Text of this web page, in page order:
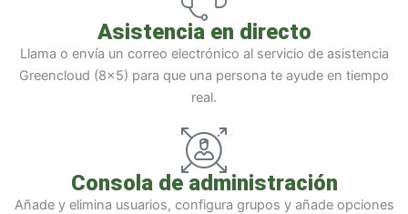
Asistencia en directo
Llama o envía un correo electrónico al servicio de asistencia
Greencloud (8x5) para que una persona te ayude en tiempo
real.
Consola de administración
Añade y elimina usuarios, configura grupos y añade opciones